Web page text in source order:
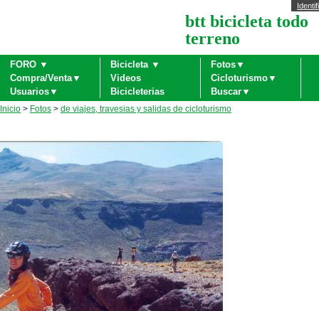
btt bicicleta todo
terreno
FORO ▼ Bicicleta ▼
Fotos▼
Compra/Venta▼
Videos
Cicloturismo▼
Usuarios▼
Bicicleterias Buscar▼
Inicio > Fotos > de viajes, travesias y salidas de cicloturismo